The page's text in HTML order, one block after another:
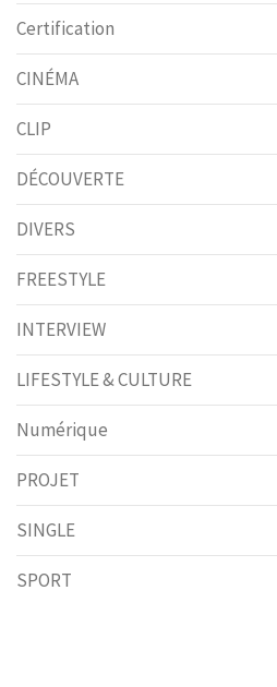
Certification
CINÉMA
CLIP
DÉCOUVERTE
DIVERS
FREESTYLE
INTERVIEW
LIFESTYLE & CULTURE
Numérique
PROJET
SINGLE
SPORT